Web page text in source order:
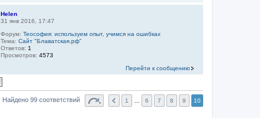
Helen
31 янв 2016, 17:47
Форум:Теософия: используем опыт, учимся на ошибках
Тема:Сайт "Блаватская.рф"
Ответов: 1
Просмотров:4573
Перейти к сообщению
Найдено 99 соответствий 1 6 7 8 9 10